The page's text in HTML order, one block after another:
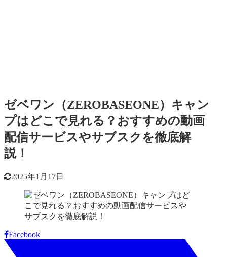
ゼベワン（ZEROBASEONE）キャン
プはどこで見れる？おすすめの動画
配信サービスやサブスクを徹底解
説！
2025年1月17日
Facebook